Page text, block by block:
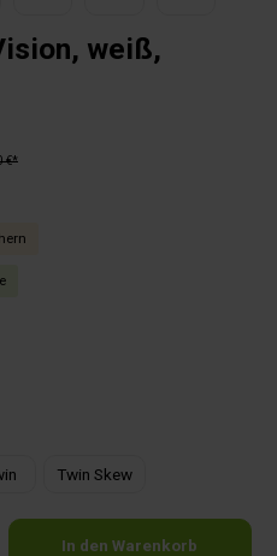
weiß,
€*
Twin Skew
ein oder benutze die Schaltflächen um die
In den Warenkorb